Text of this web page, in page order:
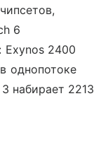
6
Exynos 2400
однопотоке
набирает 2213